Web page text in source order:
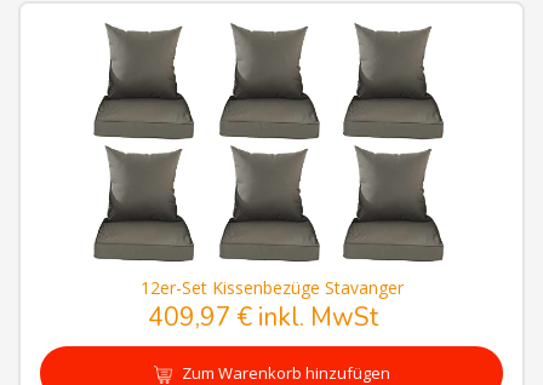
12er-Set Kissenbezüge Stavanger
409,97 € inkl. MwSt
Zum Warenkorb hinzufügen